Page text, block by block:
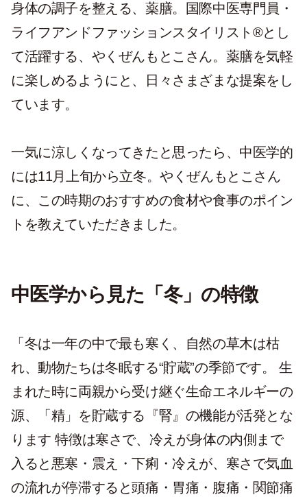
身体の調子を整える、薬膳。国際中医専門員・
ライフアンドファッションスタイリスト®とし
て活躍する、やくぜんもとこさん。薬膳を気軽
に楽しめるようにと、日々さまざまな提案をし
ています。
一気に涼しくなってきたと思ったら、中医学的
には11月上旬から立冬。やくぜんもとこさん
に、この時期のおすすめの食材や食事のポイン
トを教えていただきました。
中医学から見た「冬」の特徴
「冬は一年の中で最も寒く、自然の草木は枯
れ、動物たちは冬眠する“貯蔵”の季節です。 生
まれた時に両親から受け継ぐ生命エネルギーの
源、「精」を貯蔵する『腎』の機能が活発とな
ります 特徴は寒さで、冷えが身体の内側まで
入ると悪寒・震え・下痢・冷えが、寒さで気血
の流れが停滞すると頭痛・胃痛・腹痛・関節痛